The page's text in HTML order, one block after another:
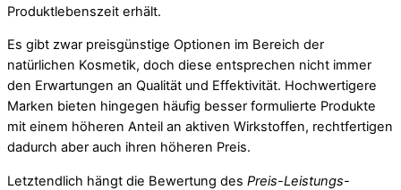
Produktlebenszeit erhält.
Es gibt zwar preisgünstige Optionen im Bereich der
natürlichen Kosmetik, doch diese entsprechen nicht immer
den Erwartungen an Qualität und Effektivität. Hochwertigere
Marken bieten hingegen häufig besser formulierte Produkte
mit einem höheren Anteil an aktiven Wirkstoffen, rechtfertigen
dadurch aber auch ihren höheren Preis.
Letztendlich hängt die Bewertung des Preis-Leistungs-